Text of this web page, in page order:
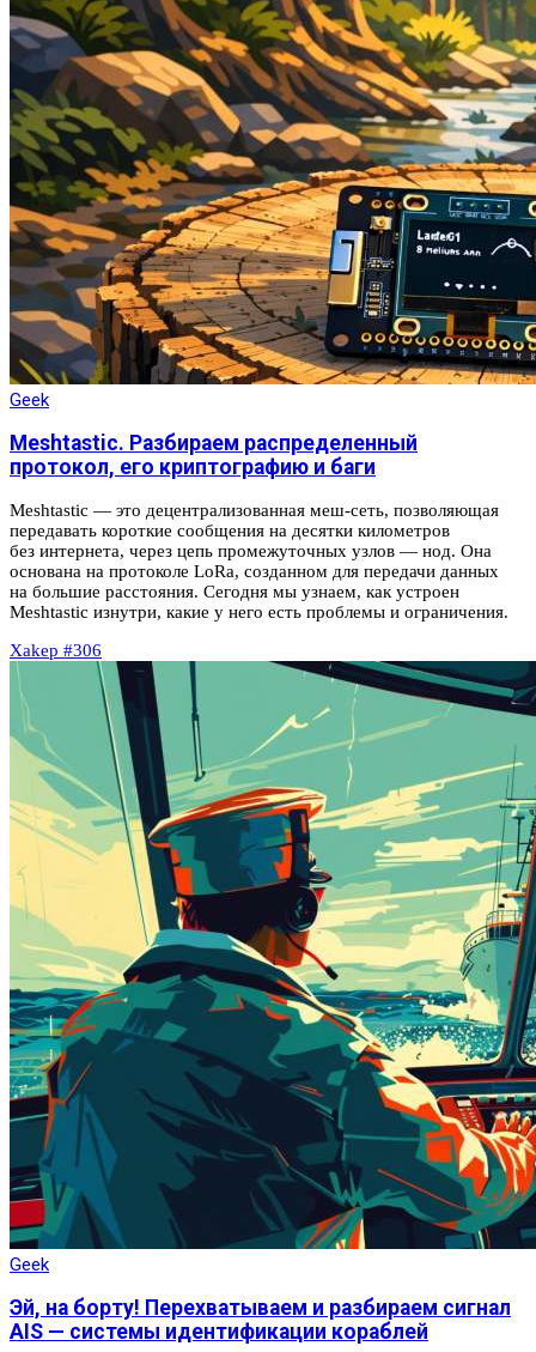
Geek
Meshtastic. Разбираем распределенный
протокол, его криптографию и баги
Meshtastic — это децентрализованная меш‑сеть, позволяющая
передавать короткие сообщения на десятки километров
без интернета, через цепь промежуточных узлов — нод. Она
основана на протоколе LoRa, созданном для передачи данных
на большие расстояния. Сегодня мы узнаем, как устроен
Meshtastic изнутри, какие у него есть проблемы и ограничения.
Xakep #306
Geek
Эй, на борту! Перехватываем и разбираем сигнал
AIS — системы идентификации кораблей